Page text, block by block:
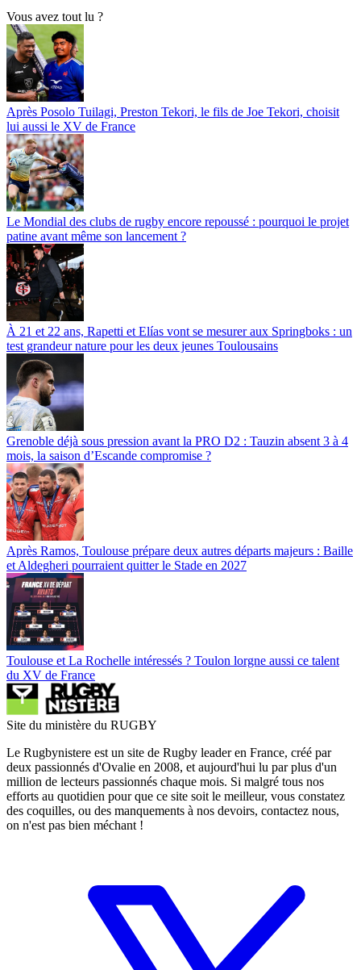
Vous avez tout lu ?
Après Posolo Tuilagi, Preston Tekori, le fils de Joe Tekori, choisit
lui aussi le XV de France
Le Mondial des clubs de rugby encore repoussé : pourquoi le projet
patine avant même son lancement ?
À 21 et 22 ans, Rapetti et Elías vont se mesurer aux Springboks : un
test grandeur nature pour les deux jeunes Toulousains
Grenoble déjà sous pression avant la PRO D2 : Tauzin absent 3 à 4
mois, la saison d’Escande compromise ?
Après Ramos, Toulouse prépare deux autres départs majeurs : Baille
et Aldegheri pourraient quitter le Stade en 2027
Toulouse et La Rochelle intéressés ? Toulon lorgne aussi ce talent
du XV de France
Site du ministère du RUGBY
Le Rugbynistere est un site de Rugby leader en France, créé par
deux passionnés d'Ovalie en 2008, et aujourd'hui lu par plus d'un
million de lecteurs passionnés chaque mois. Si malgré tous nos
efforts au quotidien pour que ce site soit le meilleur, vous constatez
des coquilles, ou des manquements à nos devoirs, contactez nous,
on n'est pas bien méchant !